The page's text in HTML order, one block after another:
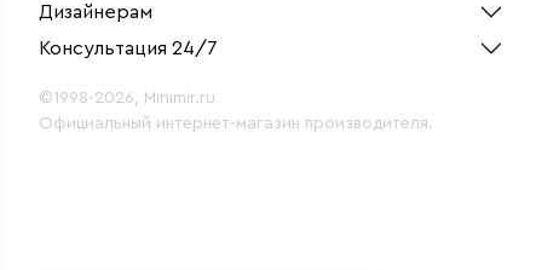
Дизайнерам
Консультация 24/7
©1998-2026, Minimir.ru
Официальный интернет-магазин производителя.